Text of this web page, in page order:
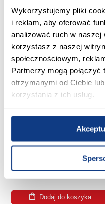
Wykorzystujemy pliki
i reklam, aby oferować
analizować ruch w naszej
korzystasz z naszej
społecznościowym,
Partnerzy mogą
otrzymanymi od Ciebie
korzystania z ich usług.
Dodaj do koszyka
PORÓWNAJ
Dodaj do koszyka